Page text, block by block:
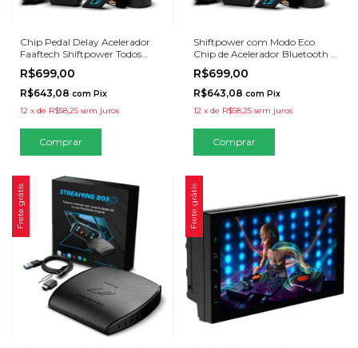
Chip Pedal Delay Acelerador
Faaftech Shiftpower Todos
Carros
R$699,00
R$643,08 com Pix
12 x de R$58,25 sem juros
Comprar
Shiftpower com Modo Eco
Chip de Acelerador Bluetooth e
App
R$699,00
R$643,08 com Pix
12 x de R$58,25 sem juros
Comprar
Frete grátis Frete grátis